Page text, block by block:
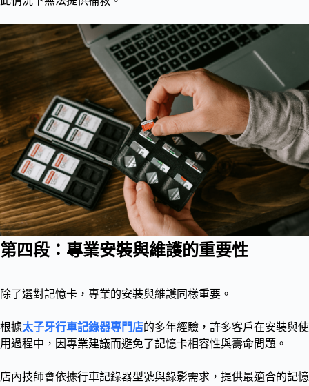
第四段：專業安裝與維護的重要性
除了選對記憶卡，專業的安裝與維護同樣重要。
根據太子牙行車記錄器專門店的多年經驗，許多客戶在安裝與使
用過程中，因專業建議而避免了記憶卡相容性與壽命問題。
店內技師會依據行車記錄器型號與錄影需求，提供最適合的記憶